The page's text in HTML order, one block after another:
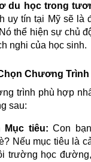
du học trong
uy tín tại Mỹ sẽ là
thể hiện sự chủ
nghi của học sinh.
Chương
trình phù hợp
sau:
Mục tiêu: Con
Nếu mục tiêu là
trường học